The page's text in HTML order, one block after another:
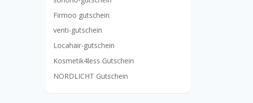
Firmoo gutschein
venti-gutschein
Locahair-gutschein
Kosmetik4less Gutschein
NORDLICHT Gutschein